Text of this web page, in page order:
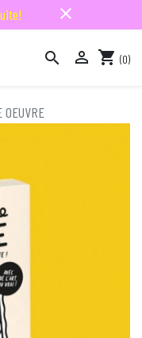
close
  shopping_cart (0)